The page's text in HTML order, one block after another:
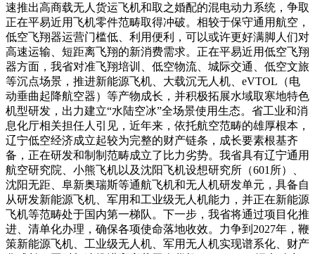
速推出高商载无人货运飞机和取之婚配的混电动力系统，争取
正在平易近用飞机零件范畴取得冲破。相较于保守通用航空，
低空飞翔器运营门槛低、利用便利，可以或许更好满脚人们对
高速运输、短距离飞翔的新消费需求。正在平易近用低空飞翔
器方面，我省对准飞翔培训、低空物流、城际交通、低空文旅
等沉点场景，推进新能源飞机、大载沉无人机、eVTOL（电
动垂曲起降航空器）等产物成长，并积极拓展水域取寒地特色
机型研发，出力建立“水陆空冰”全场景使用生态。省工业和消
息化厅相关担任人引见，近年来，依托航空范畴的雄厚根本，
辽宁低空经济成立起较为完整的财产链条，成长要素根基齐
备，正在研发和制制范畴成立了比力劣势。我省具有辽宁通用
航空研究院、小熊飞机以及沈阳飞机设想研究所（601所）、
沈阳无距、阜新奥瑞斯等通航飞机和无人机研发单元，具备自
从研发新能源飞机、军用和工业级无人机能力，并正在新能源
飞机等范畴处于国内第一梯队。下一步，我省将通过项目化推
进、清单化办理，确保各项使命落地收效。力争到2027年，鞭
策新能源飞机、工业级无人机、军用无人机实现谱系化、财产